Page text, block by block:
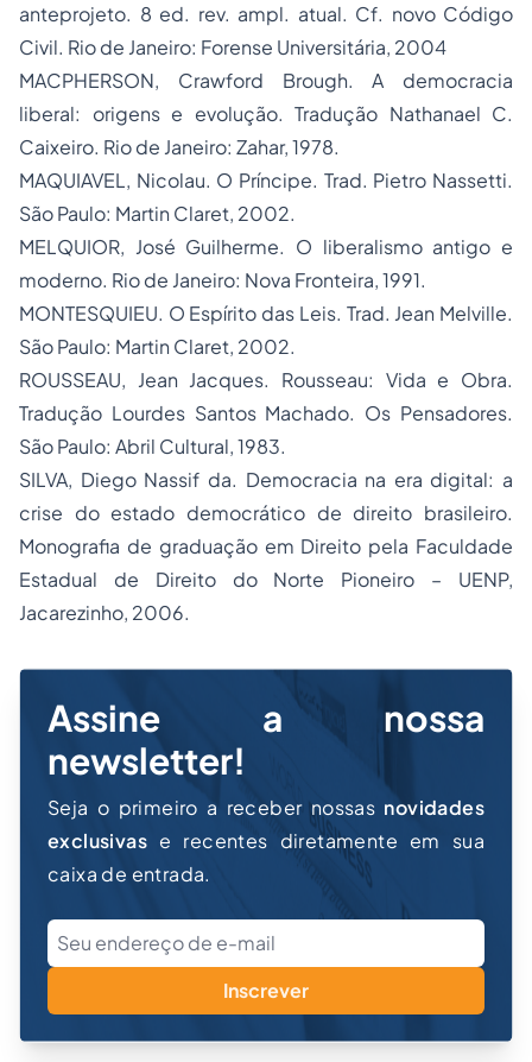
anteprojeto. 8 ed. rev. ampl. atual. Cf. novo Código
Civil. Rio de Janeiro: Forense Universitária, 2004
MACPHERSON, Crawford Brough.A democracia
liberal: origens e evolução. Tradução Nathanael C.
Caixeiro. Rio de Janeiro: Zahar, 1978.
MAQUIAVEL, Nicolau. O Príncipe. Trad. Pietro Nassetti.
São Paulo: Martin Claret, 2002.
MELQUIOR, José Guilherme. O liberalismo antigo e
moderno. Rio de Janeiro: Nova Fronteira, 1991.
MONTESQUIEU. O Espírito das Leis. Trad. Jean Melville.
São Paulo: Martin Claret, 2002.
ROUSSEAU, Jean Jacques. Rousseau: Vida e Obra.
Tradução Lourdes Santos Machado. Os Pensadores.
São Paulo: Abril Cultural, 1983.
SILVA, Diego Nassif da. Democracia na era digital: a
crise do estado democrático de direito brasileiro.
Monografia de graduação em Direito pela Faculdade
Estadual de Direito do Norte Pioneiro – UENP,
Jacarezinho, 2006.
Assine a nossa
newsletter!
Seja o primeiro a receber nossas novidades
exclusivas e recentes diretamente em sua
caixa de entrada.
Inscrever